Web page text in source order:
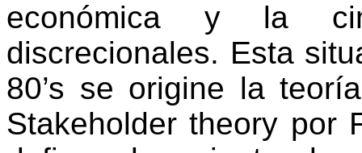
económica y la
discrecionales. Esta
80’s se origine la
Stakeholder theory por